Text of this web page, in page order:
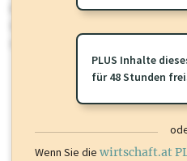
Für dieses Profil gibt es zusätzliche
Sie momentan nicht einsehen
oder loggen Sie sich ein um diese
PLUS Inhalte
für 48 Stunden
Wenn Sie die wirtschaft.at